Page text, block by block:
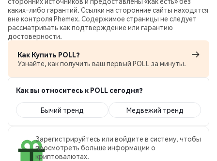
каких‑либо гарантий. Ссылки на сторонние сайты находятся
вне контроля Phemex. Содержимое страницы не следует
рассматривать как подтверждение или гарантию
достоверности.
Как Купить POLL?
Узнайте, как получить ваш первый POLL за минуты.
Как вы относитесь к POLL сегодня?
Бычий тренд Медвежий тренд
Зарегистрируйтесь или войдите в систему, чтобы
просмотреть больше информации о
криптовалютах.